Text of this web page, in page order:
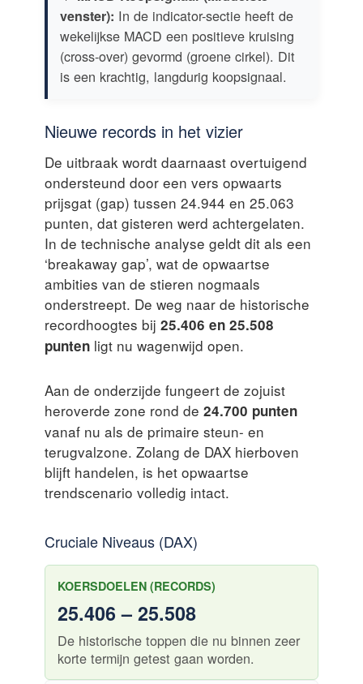
venster): In de indicator-sectie heeft de
wekelijkse MACD een positieve kruising
(cross-over) gevormd (groene cirkel). Dit
is een krachtig, langdurig koopsignaal.
Nieuwe records in het vizier
De uitbraak wordt daarnaast overtuigend
ondersteund door een vers opwaarts
prijsgat (gap) tussen 24.944 en 25.063
punten, dat gisteren werd achtergelaten.
In de technische analyse geldt dit als een
‘breakaway gap’, wat de opwaartse
ambities van de stieren nogmaals
onderstreept. De weg naar de historische
recordhoogtes bij 25.406 en 25.508
punten ligt nu wagenwijd open.
Aan de onderzijde fungeert de zojuist
heroverde zone rond de 24.700 punten
vanaf nu als de primaire steun- en
terugvalzone. Zolang de DAX hierboven
blijft handelen, is het opwaartse
trendscenario volledig intact.
Cruciale Niveaus (DAX)
KOERSDOELEN (RECORDS)
25.406 – 25.508
De historische toppen die nu binnen zeer
korte termijn getest gaan worden.